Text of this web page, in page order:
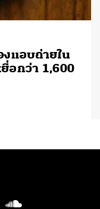
แอบถ่ายใน
อกว่า 1,600